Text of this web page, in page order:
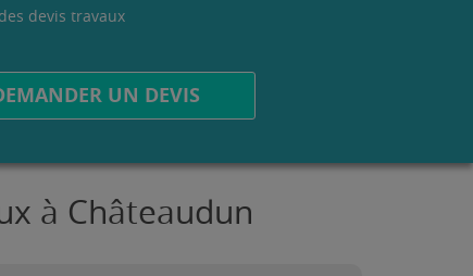
devis travaux
UN DEVIS
à Châteaudun